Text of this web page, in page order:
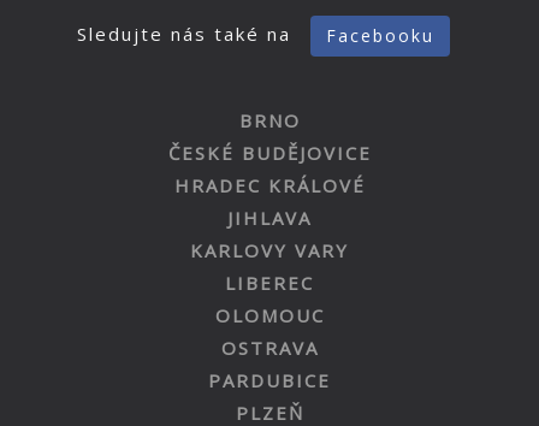
Sledujte nás také na Facebooku
BRNO
ČESKÉ BUDĚJOVICE
HRADEC KRÁLOVÉ
JIHLAVA
KARLOVY VARY
LIBEREC
OLOMOUC
OSTRAVA
PARDUBICE
PLZEŇ